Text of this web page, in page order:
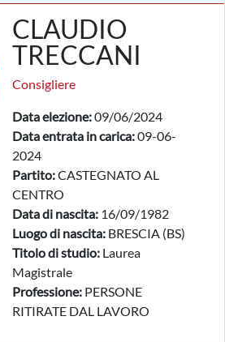
CLAUDIO
TRECCANI
Consigliere
Data elezione:09/06/2024
Data entrata in carica:09-06-
2024
Partito:CASTEGNATO AL
CENTRO
Data di nascita: 16/09/1982
Luogo di nascita: BRESCIA (BS)
Titolo di studio: Laurea
Magistrale
Professione: PERSONE
RITIRATE DAL LAVORO